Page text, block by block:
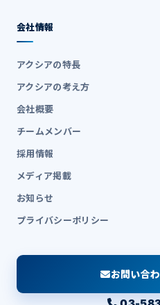
会社情報
アクシアの特長
アクシアの考え方
会社概要
チームメンバー
採用情報
メディア掲載
お知らせ
プライバシーポリシー
お問い合